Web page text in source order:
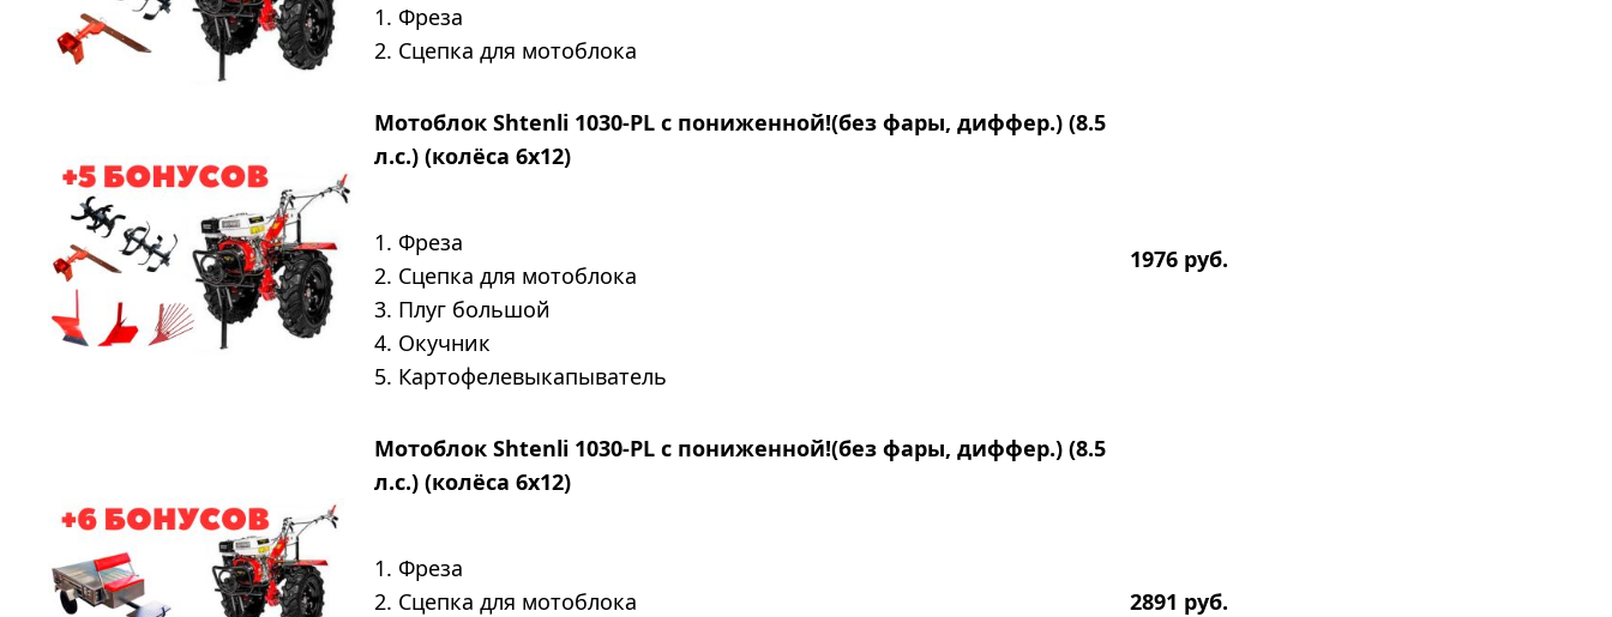
1. Фреза
2. Сцепка для мотоблока
Мотоблок Shtenli 1030-PL с пониженной!(без фары, диффер.) (8.5
л.с.) (колёса 6х12)
1. Фреза
2. Сцепка для мотоблока
3. Плуг большой
4. Окучник
5. Картофелевыкапыватель
1976 руб.
Мотоблок Shtenli 1030-PL с пониженной!(без фары, диффер.) (8.5
л.с.) (колёса 6х12)
1. Фреза
2. Сцепка для мотоблока
2891 руб.